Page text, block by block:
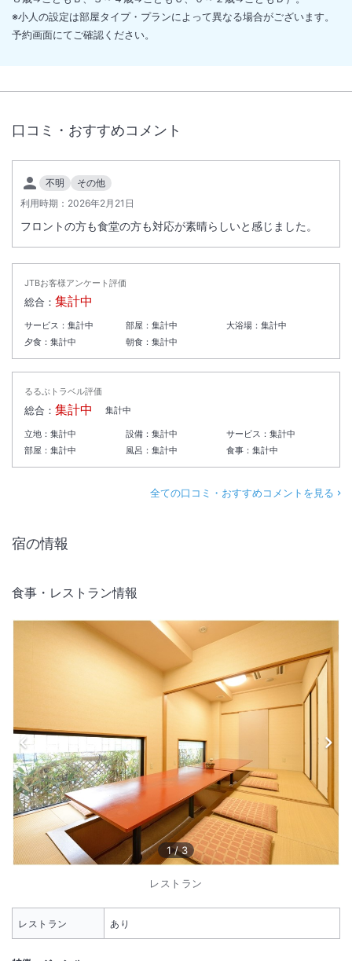
※小人の設定は部屋タイプ・プランによって異なる場合がございます。
予約画面にてご確認ください。
口コミ・おすすめコメント
不明
その他
利用時期： 2026年2月21日
フロントの方も食堂の方も対応が素晴らしいと感じました。
JTBお客様アンケート評価
総合： 集計中
サービス： 集計中 部屋： 集計中 大浴場：集計中
夕食： 集計中 朝食： 集計中
るるぶトラベル評価
総合： 集計中 集計中
立地： 集計中 設備： 集計中 サービス：集計中
部屋： 集計中 風呂： 集計中 食事：集計中
全ての口コミ・おすすめコメントを見る
宿の情報
食事・レストラン情報
1 /3
レストラン
レストラン あり